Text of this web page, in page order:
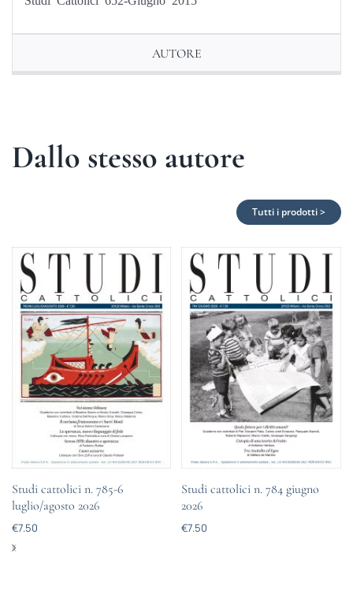
AUTORE
Dallo stesso autore
Tutti i prodotti >
Studi cattolici n. 785-6
luglio/agosto 2026
€7.50
Studi cattolici n. 784 giugno
2026
€7.50